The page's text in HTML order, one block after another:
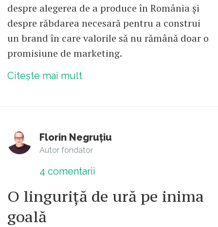
despre alegerea de a produce în România și
despre răbdarea necesară pentru a construi
un brand în care valorile să nu rămână doar o
promisiune de marketing.
Citește mai mult
Florin Negruțiu
Autor fondator
4 comentarii
O linguriță de ură pe inima
goală